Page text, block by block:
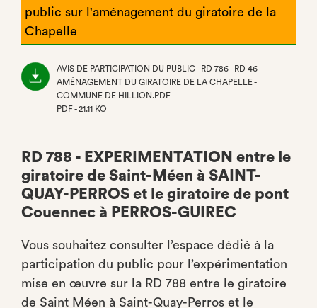
public sur l'aménagement du giratoire de la
Chapelle
AVIS DE PARTICIPATION DU PUBLIC - RD 786–RD 46 -
AMÉNAGEMENT DU GIRATOIRE DE LA CHAPELLE -
COMMUNE DE HILLION.PDF
PDF - 21.11 KO
RD 788 - EXPERIMENTATION entre le
giratoire de Saint-Méen à SAINT-
QUAY-PERROS et le giratoire de pont
Couennec à PERROS-GUIREC
Vous souhaitez consulter l’espace dédié à la
participation du public pour l’expérimentation
mise en œuvre sur la RD 788 entre le giratoire
de Saint Méen à Saint-Quay-Perros et le